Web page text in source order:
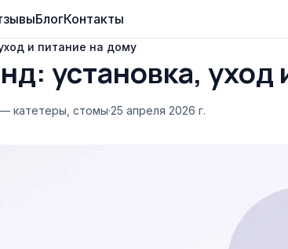
БлогКонтакты
и питание на дому
установка,
катетеры, стомы·25 апреля 2026 г.